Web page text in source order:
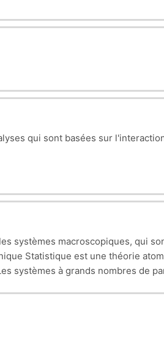
qui sont basées sur
systèmes macroscopiques, qui
Statistique est une théorie
systèmes à grands nombres de